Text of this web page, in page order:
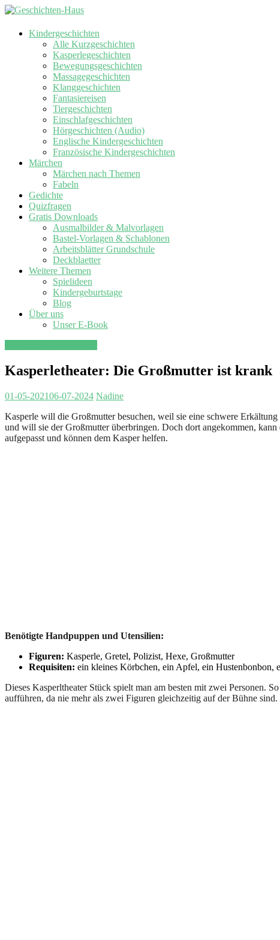
Kindergeschichten
Alle Kurzgeschichten
Kasperlegeschichten
Bewegungsgeschichten
Massagegeschichten
Klanggeschichten
Fantasiereisen
Tiergeschichten
Einschlafgeschichten
Hörgeschichten (Audio)
Englische Kindergeschichten
Französische Kindergeschichten
Märchen
Märchen nach Themen
Fabeln
Gedichte
Quizfragen
Gratis Downloads
Ausmalbilder & Malvorlagen
Bastel-Vorlagen & Schablonen
Arbeitsblätter Grundschule
Deckblaetter
Weitere Themen
Spielideen
Kindergeburtstage
Blog
Über uns
Unser E-Book
Kasperletheater: Die Großmutter ist krank
01-05-202106-07-2024 Nadine
Kasperle will die Großmutter besuchen, weil sie eine schwere
und will sie der Großmutter überbringen. Doch dort angekommen,
aufgepasst und können dem Kasper helfen.
Benötigte Handpuppen und Utensilien:
Figuren: Kasperle, Gretel, Polizist, Hexe, Großmutter
Requisiten: ein kleines Körbchen, ein Apfel, ein Hustenbonbon,
Dieses Kasperltheater Stück spielt man am besten mit zwei Personen.
aufführen, da nie mehr als zwei Figuren gleichzeitig auf der Bühne sind.